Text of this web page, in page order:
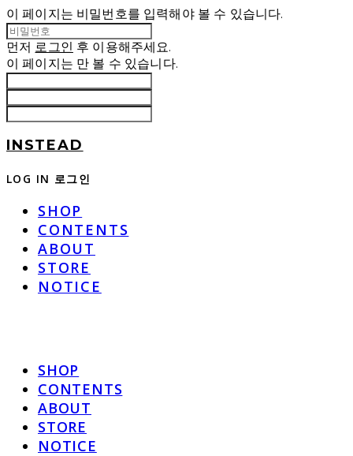
이 페이지는 비밀번호를 입력해야 볼 수 있습니다.
먼저 로그인 후 이용해주세요.
이 페이지는 만 볼 수 있습니다.
INSTEAD
LOG IN 로그인
SHOP
CONTENTS
ABOUT
STORE
NOTICE
SHOP
CONTENTS
ABOUT
STORE
NOTICE